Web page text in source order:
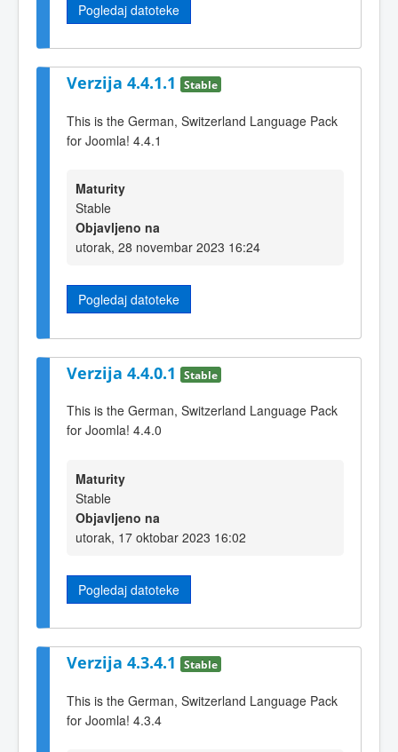
Pogledaj datoteke
Verzija 4.4.1.1 Stable
This is the German, Switzerland Language Pack
for Joomla! 4.4.1
Maturity
Stable
Objavljeno na
utorak, 28 novembar 2023 16:24
Pogledaj datoteke
Verzija 4.4.0.1 Stable
This is the German, Switzerland Language Pack
for Joomla! 4.4.0
Maturity
Stable
Objavljeno na
utorak, 17 oktobar 2023 16:02
Pogledaj datoteke
Verzija 4.3.4.1 Stable
This is the German, Switzerland Language Pack
for Joomla! 4.3.4